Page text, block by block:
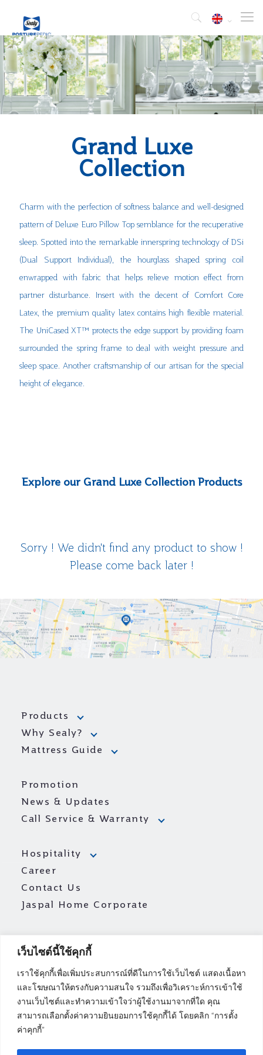
เว็บไซต์นี้ใช้คุกกี้
เราใช้คุกกี้เพื่อเพิ่มประสบการณ์ที่ดีในการใช้เว็บไซต์ แสดงเนื้อหา
และโฆษณาให้ตรงกับความสนใจ รวมถึงเพื่อวิเคราะห์การเข้าใช้
งานเว็บไซต์และทำความเข้าใจว่าผู้ใช้งานมาจากที่ใด คุณ
สามารถเลือกตั้งค่าความยินยอมการใช้คุกกี้ได้ โดยคลิก “การตั้ง
ค่าคุกกี้”
Grand Luxe
Collection
Charm with the perfection of softness balance and well-designed
pattern of Deluxe Euro Pillow Top semblance for the recuperative
sleep. Spotted into the remarkable innerspring technology of DSi
(Dual Support Individual), the hourglass shaped spring coil
enwrapped with fabric that helps relieve motion effect from
partner disturbance. Insert with the decent of Comfort Core
Latex, the premium quality latex contains high flexible material.
The UniCased XT™ protects the edge support by providing foam
surrounded the spring frame to deal with weight pressure and
sleep space. Another craftsmanship of our artisan for the special
height of elegance.
Explore our Grand Luxe Collection Products
Sorry ! We didn't find any product to show !
Please come back later !
Products
Why Sealy?
Mattress Guide
Promotion
News & Updates
Call Service & Warranty
Hospitality
Career
Contact Us
Jaspal Home Corporate